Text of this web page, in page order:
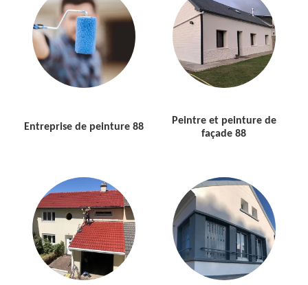
Entreprise de peinture 88
Peintre et peinture de
façade 88